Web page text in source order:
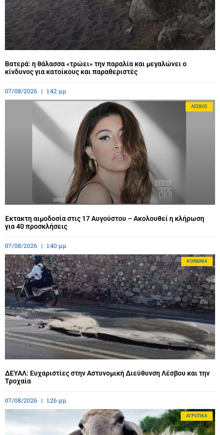
Βατερά: η θάλασσα «τρώει» την παραλία και μεγαλώνει ο
κίνδυνος για κατοίκους και παραθεριστές
07/08/2026 1:42 μμ
ΛΈΣΒΟΣ
Έκτακτη αιμοδοσία στις 17 Αυγούστου – Ακολουθεί η κλήρωση
για 40 προσκλήσεις
07/08/2026 1:40 μμ
ΚΟΙΝΩΝΊΑ
ΔΕΥΑΛ: Ευχαριστίες στην Αστυνομική Διεύθυνση Λέσβου και την
Τροχαία
07/08/2026 1:26 μμ
ΑΓΡΟΤΙΚΆ